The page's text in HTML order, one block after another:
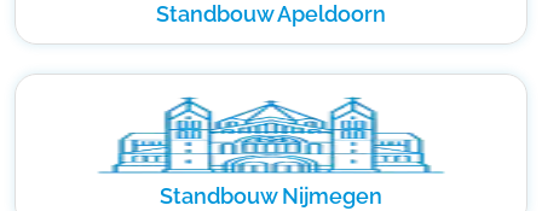
Standbouw Apeldoorn
Standbouw Nijmegen